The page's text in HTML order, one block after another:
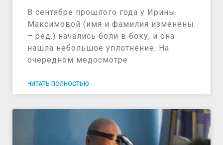
В сентябре прошлого года у Ирины
Максимовой (имя и фамилия изменены
– ред.) начались боли в боку, и она
нашла небольшое уплотнение. На
очередном медосмотре
ЧИТАТЬ ПОЛНОСТЬЮ